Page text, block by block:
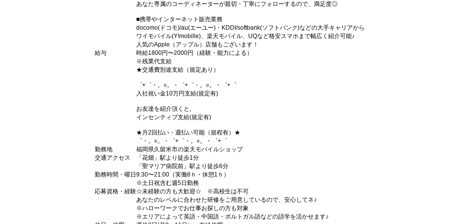
あなた専属のコーディネーターが親切・丁寧にフォローするので、満足度◎
■携帯やインターネット販売業務
docomo(ドコモ)/au(エーユー)・KDDI/softbank(ソフトバンク)などの大手キャリアから
ワイモバイル(Y!mobille)、楽天モバイル、UQなど格安スマホまで幅広く紹介可能♪
人気のApple（アップル）店舗もございます！
給与
時給1800円〜2000円（経験・能力による）
※残業代支給
★交通費別途支給（規定あり）
゜+゜・。○。・゜+゜・。○。・゜+゜
入社祝い金10万円支給(規定有)
お友達を紹介頂くと,
インセンティブ支給(規定有)
★月2回払い・週払い可能（規程有）★
゜・。○。・゜+゜・。○。・゜+゜
勤務地
福岡県久留米市の楽天モバイルショップ
交通アクセス
「花畑」駅より徒歩1分
「聖マリア病院前」駅より徒歩6分
勤務時間・曜日 9:30〜21:00（実働8ｈ・休憩1ｈ）
※土日祝含む週5日勤務
応募資格・経験☆未経験の方も大歓迎☆ ※高校生は不可
あなたのレベルに合わせた研修をご用意しているので、安心してネ♪
※ハローワークでお仕事お探しの方も対象
※エリアによって英語・中国語・ポルトガル語などの語学を活かせます♪